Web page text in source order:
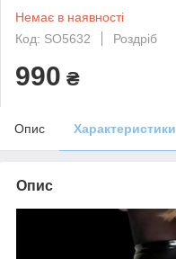
Немає в наявності
Код: SO5632
Роздріб
990 ₴
Опис Характеристики
Опис